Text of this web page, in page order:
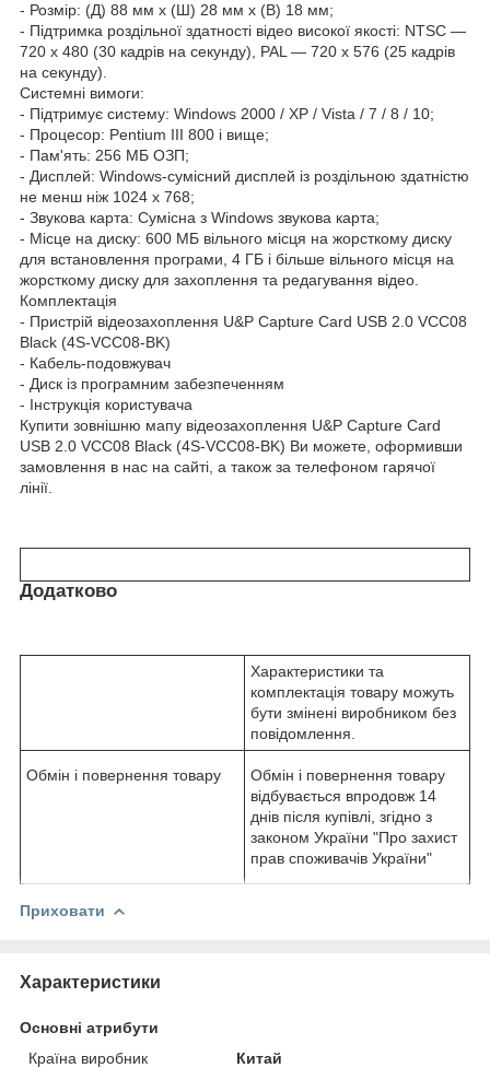
- Розмір: (Д) 88 мм х (Ш) 28 мм х (В) 18 мм;
- Підтримка роздільної здатності відео високої якості: NTSC —
720 x 480 (30 кадрів на секунду), PAL — 720 x 576 (25 кадрів
на секунду).
Системні вимоги:
- Підтримує систему: Windows 2000 / XP / Vista / 7 / 8 / 10;
- Процесор: Pentium III 800 і вище;
- Пам'ять: 256 МБ ОЗП;
- Дисплей: Windows-сумісний дисплей із роздільною здатністю
не менш ніж 1024 х 768;
- Звукова карта: Сумісна з Windows звукова карта;
- Місце на диску: 600 МБ вільного місця на жорсткому диску
для встановлення програми, 4 ГБ і більше вільного місця на
жорсткому диску для захоплення та редагування відео.
Комплектація
- Пристрій відеозахоплення U&P Capture Card USB 2.0 VCC08
Black (4S-VCC08-BK)
- Кабель-подовжувач
- Диск із програмним забезпеченням
- Інструкція користувача
Купити зовнішню мапу відеозахоплення U&P Capture Card
USB 2.0 VCC08 Black (4S-VCC08-BK) Ви можете, оформивши
замовлення в нас на сайті, а також за телефоном гарячої
лінії.
Додатково
Характеристики та
комплектація товару можуть
бути змінені виробником без
повідомлення.
Обмін і повернення товару
Обмін і повернення товару
відбувається впродовж 14
днів після купівлі, згідно з
законом України "Про захист
прав споживачів України"
Приховати
Характеристики
Основні атрибути
Країна виробник
Китай